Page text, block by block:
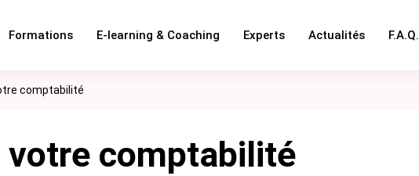
Formations E-learning & Coaching Experts Actualités F.A.Q.
comptabilité
votre comptabilité